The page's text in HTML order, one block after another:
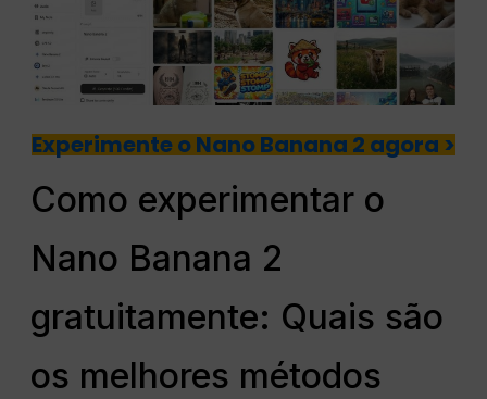
Experimente o Nano Banana 2 agora >
Como experimentar o
Nano Banana 2
gratuitamente: Quais são
os melhores métodos